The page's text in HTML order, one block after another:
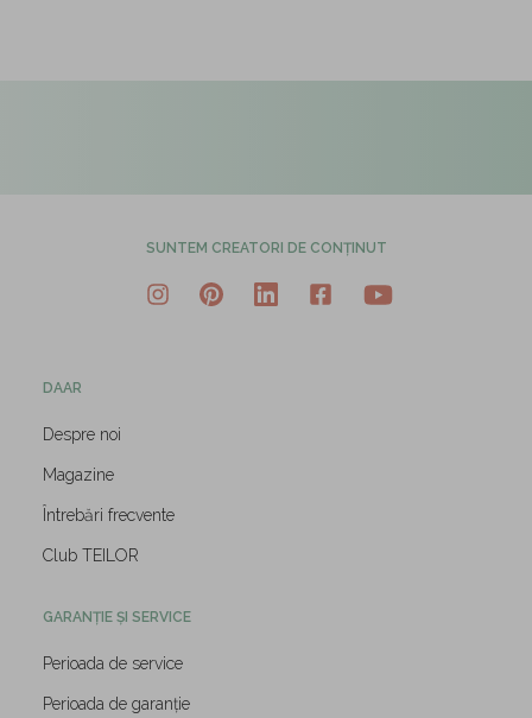
SUNTEM CREATORI DE CONȚINUT
DAAR
Despre noi
Magazine
Întrebări frecvente
Club TEILOR
GARANȚIE ȘI SERVICE
Perioada de service
Perioada de garanție